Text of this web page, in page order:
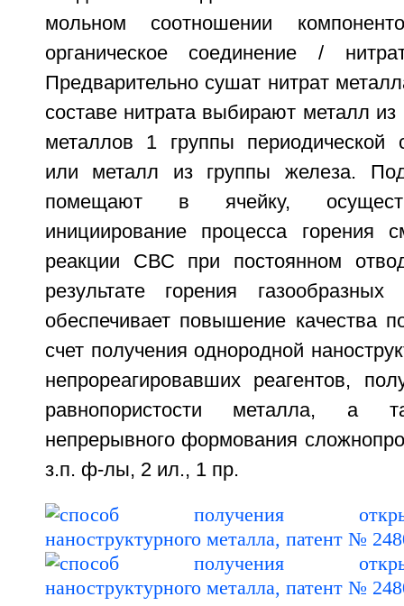
мольном соотношении
органическое соединение /
Предварительно сушат нитрат
составе нитрата выбирают металл
металлов 1 группы периодической
или металл из группы железа.
помещают в ячейку,
инициирование процесса горения
реакции СВС при постоянном
результате горения
обеспечивает повышение качества
счет получения однородной
непрореагировавших реагентов,
равнопористости металла, а
непрерывного формования
з.п. ф-лы, 2 ил., 1 пр.